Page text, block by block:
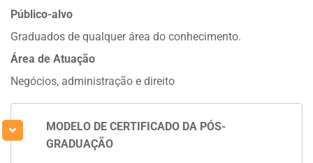
Público-alvo
Graduados de qualquer área do conhecimento.
Área de Atuação
Negócios, administração e direito
MODELO DE CERTIFICADO DA PÓS-
GRADUAÇÃO